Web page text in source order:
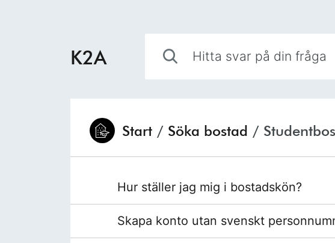
K2A
Du är här:Start / Söka bostad /
Hur ställer jag mig i bostadskön?
Skapa konto utan svenskt